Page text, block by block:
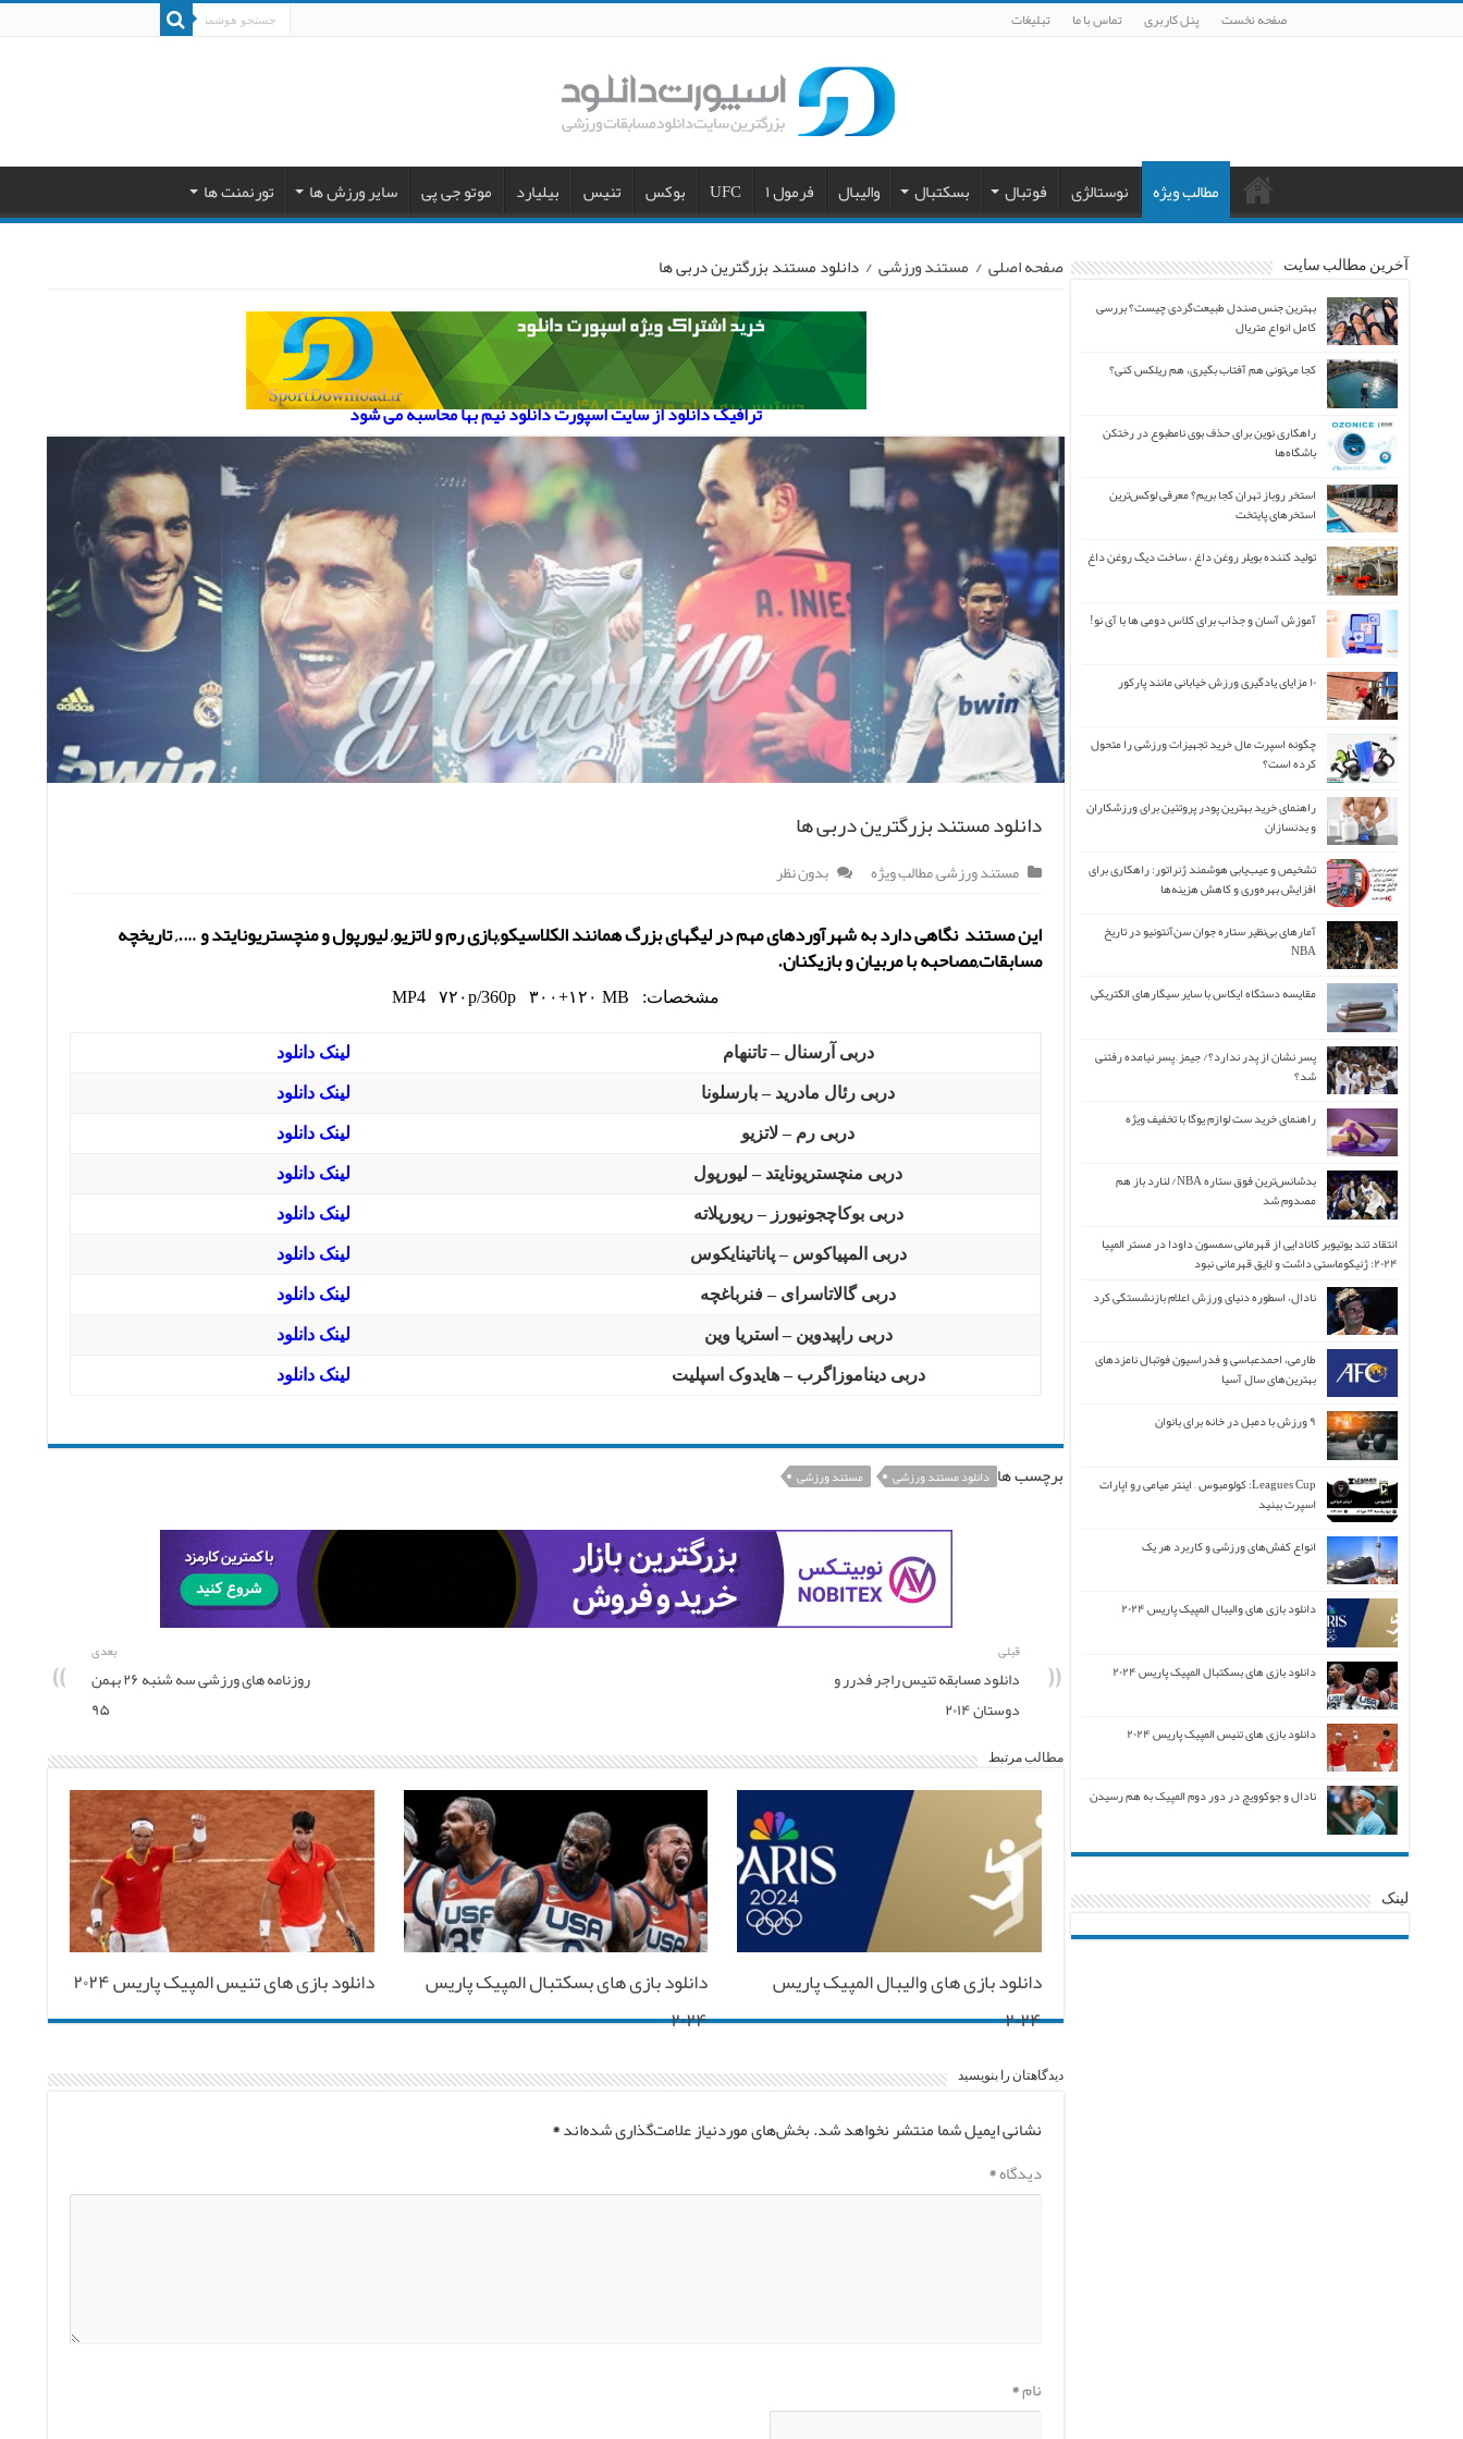
صفحه نخست پنل کاربری تماس با ما تبلیغات
مطالب ویژه نوستالژی فوتبال بسکتبال والیبال فرمول ۱ UFC بوکس تنیس بیلیارد موتو جی پی سایر ورزش ها تورنمنت ها
صفحه اصلی / مستند ورزشی / دانلود مستند بزرگترین دربی ها
ترافیک دانلود از سایت اسپورت دانلود نیم بها محاسبه می شود
دانلود مستند بزرگترین دربی ها
مستند ورزشی,مطالب ویژه بدون نظر
این مستند نگاهی دارد به شهرآوردهای مهم در لیگهای بزرگ همانند الکلاسیکو,بازی رم و لاتزیو, لیورپول و منچستریونایتد و …., تاریخچه
مسابقات,مصاحبه با مربیان و بازیکنان.
مشخصات: MP4 ۷۲۰p/360p ۳۰۰+۱۲۰ MB
دربی آرسنال – تاتنهام لینک دانلود
دربی رئال مادرید – بارسلونا لینک دانلود
دربی رم – لاتزیو لینک دانلود
دربی منچستریونایتد – لیورپول لینک دانلود
دربی بوکاچجونیورز – ریورپلاته لینک دانلود
دربی المپیاکوس – پاناتینایکوس لینک دانلود
دربی گالاتاسرای – فنرباغچه لینک دانلود
دربی راپیدوین – استریا وین لینک دانلود
دربی دیناموزاگرب – هایدوک اسپلیت لینک دانلود
برچسب ها دانلود مستند ورزشی مستند ورزشی
قبلی
دانلود مسابقه تنیس راجر فدرر و
دوستان ۲۰۱۴
بعدی
روزنامه های ورزشی سه شنبه ۲۶ بهمن
۹۵
مطالب مرتبط
دانلود بازی های والیبال المپیک پاریس
۲۰۲۴
دانلود بازی های بسکتبال المپیک پاریس
۲۰۲۴
دانلود بازی های تنیس المپیک پاریس ۲۰۲۴
دیدگاهتان را بنویسید
نشانی ایمیل شما منتشر نخواهد شد.بخش‌های موردنیاز علامت‌گذاری شده‌اند*
دیدگاه*
نام*
آخرین مطالب سایت
بهترین جنس صندل طبیعت‌گردی چیست؟ بررسی
کامل انواع متریال
کجا می‌تونی هم آفتاب بگیری، هم ریلکس کنی؟
راهکاری نوین برای حذف بوی نامطبوع در رختکن
باشگاه‌ها
استخر روباز تهران کجا بریم؟ معرفی لوکس‌ترین
استخرهای پایتخت
تولید کننده بویلر روغن داغ ، ساخت دیگ روغن داغ
آموزش آسان و جذاب برای کلاس دومی ها با آی نو!
۱۰ مزایای یادگیری ورزش خیابانی مانند پارکور
چگونه اسپرت مال خرید تجهیزات ورزشی را متحول
کرده است؟
راهنمای خرید بهترین پودر پروتئین برای ورزشکاران
و بدنسازان
تشخیص و عیب‌یابی هوشمند ژنراتور: راهکاری برای
افزایش بهره‌وری و کاهش هزینه‌ها
آمارهای بی‌نظیر ستاره جوان سن‌آنتونیو در تاریخ
NBA
مقایسه دستگاه ایکاس با سایر سیگارهای الکتریکی
پسر نشان از پدر ندارد؟/ جیمز ِ پسر نیامده رفتنی
شد؟
راهنمای خرید ست لوازم یوگا با تخفیف ویژه
بدشانس‌ترین فوق ستاره NBA/ لنارد باز هم
مصدوم شد
انتقاد تند یوتیوبر کانادایی از قهرمانی سمسون داودا در مستر المپیا
۲۰۲۴: ژنیکوماستی داشت و لایق قهرمانی نبود
نادال، اسطوره دنیای ورزش اعلام بازنشستگی کرد
طارمی، احمدعباسی و فدراسیون فوتبال نامزدهای
بهترین‌های سال آسیا
۹ ورزش با دمبل در خانه برای بانوان
Leagues Cup: کولومبوس – اینتر میامی رو اپارات
اسپرت ببنید
انواع کفش‌های ورزشی و کاربرد هر یک
دانلود بازی های والیبال المپیک پاریس ۲۰۲۴
دانلود بازی های بسکتبال المپیک پاریس ۲۰۲۴
دانلود بازی های تنیس المپیک پاریس ۲۰۲۴
نادال و جوکوویچ در دور دوم المپیک به هم رسیدن
لینک